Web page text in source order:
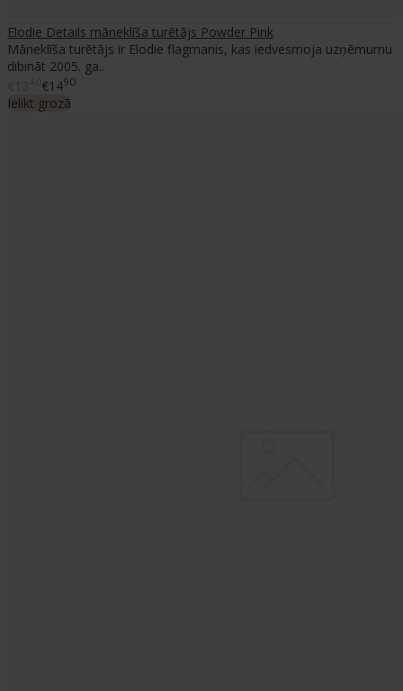
Elodie Details māneklīša turētājs Powder Pink
Māneklīša turētājs ir Elodie flagmanis, kas iedvesmoja uzņēmumu
dibināt 2005. ga..
€1490
Ielikt grozā